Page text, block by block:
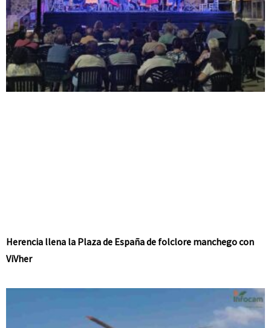
Herencia llena la Plaza de España de folclore manchego con
ViVher